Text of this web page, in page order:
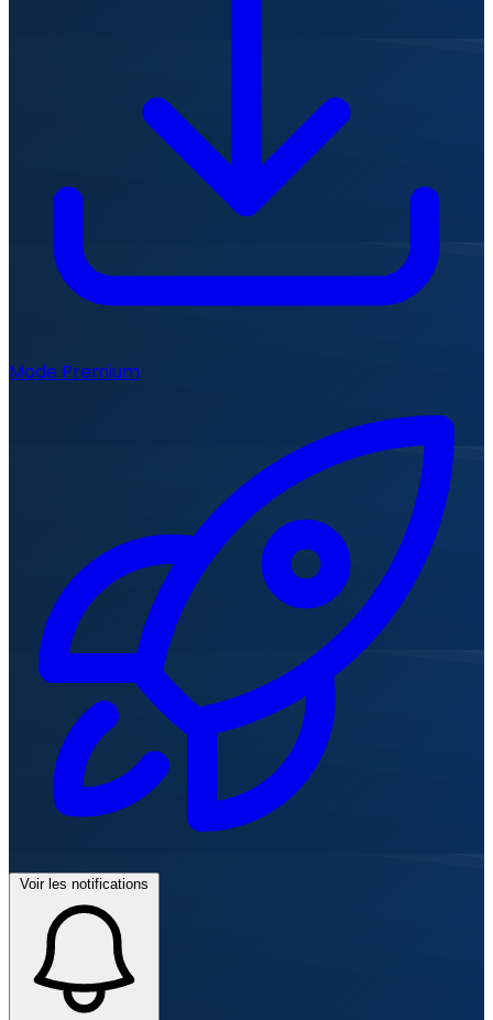
Mode Premium
Voir les notifications